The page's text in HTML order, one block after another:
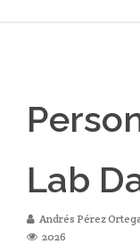
Lab
Andrés Pérez
2026